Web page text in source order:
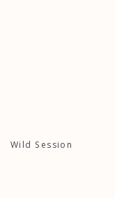
Wild Session